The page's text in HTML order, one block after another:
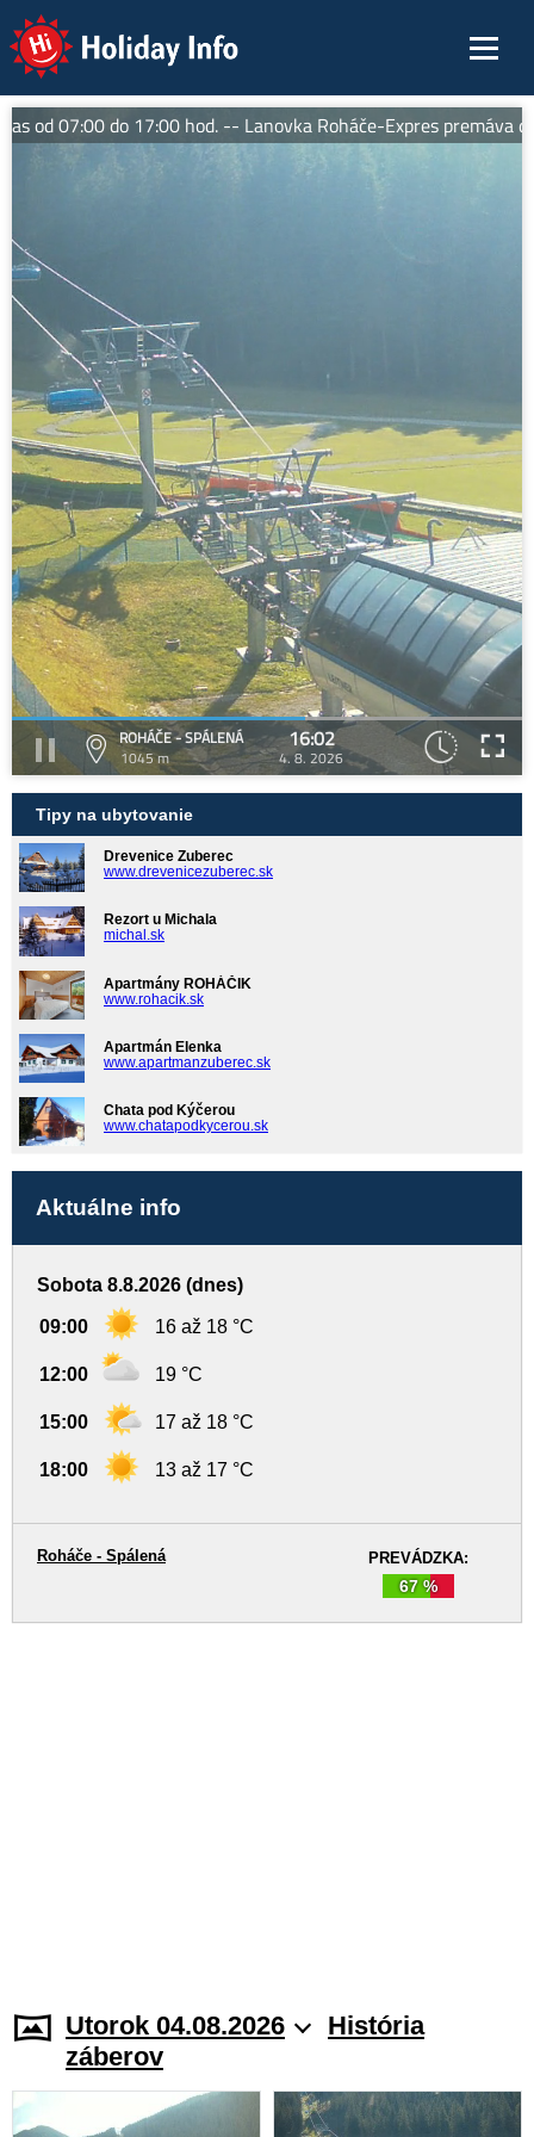
Holiday Info
od 07:00 do 17:00 hod. -- Lanovka Roháče-Expres premáva
ROHÁČE - SPÁLENÁ
1045 m
16:02
4. 8. 2026
Tipy na ubytovanie
Drevenice Zuberec
www.drevenicezuberec.sk
Rezort u Michala
michal.sk
Apartmány ROHÁČIK
www.rohacik.sk
Apartmán Elenka
www.apartmanzuberec.sk
Chata pod Kýčerou
www.chatapodkycerou.sk
Aktuálne info
Sobota 8.8.2026 (dnes)
09:00 16 až 18 °C
12:00 19 °C
15:00 17 až 18 °C
18:00 13 až 17 °C
PREVÁDZKA:
67 %
Roháče - Spálená
Utorok 04.08.2026
História
záberov